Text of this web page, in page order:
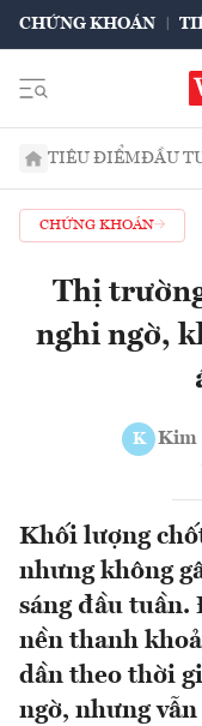
CHỨNG KHOÁN
TIÊU ĐIỂMĐẦU
CHỨNG KHOÁN
Thị
nghi ngờ,
K Kim
Khối lượng
nhưng không
sáng đầu tuần.
nền thanh
dần theo thời
ngờ, nhưng